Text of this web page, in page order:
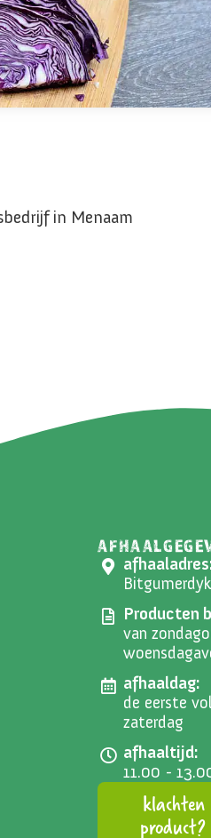
in Menaam
Producten
van
afhaaldag:
de eerste
zaterdag
afhaaltijd:
11.00 -
klachten